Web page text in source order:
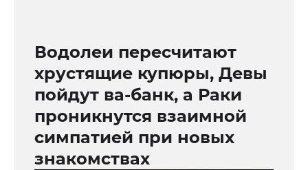
Водолеи пересчитают
хрустящие купюры, Девы
пойдут ва-банк, а Раки
проникнутся взаимной
симпатией при новых
знакомствах